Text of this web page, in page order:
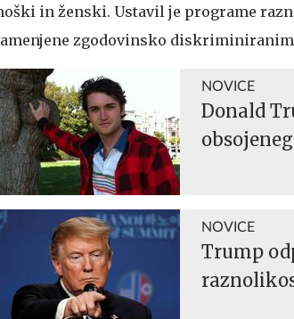
in ženski. Ustavil je programe
zgodovinsko
NOVICE
Donald
NOVICE
Trump